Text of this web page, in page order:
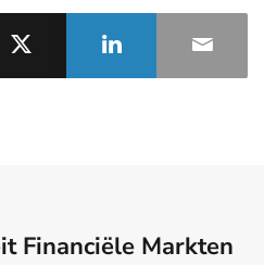
Financiële Markten